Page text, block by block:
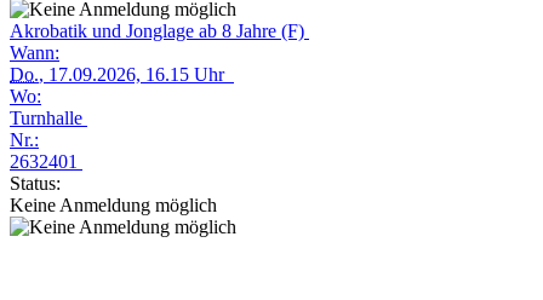
Akrobatik und Jonglage ab 8 Jahre (F)
Wann:
Do., 17.09.2026, 16.15 Uhr
Wo:
Turnhalle
Nr.:
2632401
Status:
Keine Anmeldung möglich